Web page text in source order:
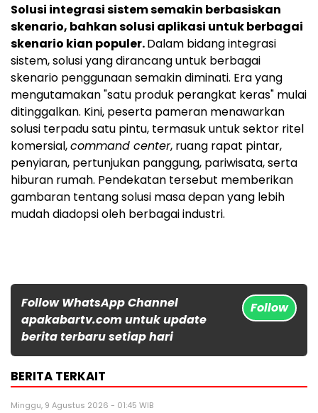
Solusi integrasi sistem semakin berbasiskan
skenario, bahkan solusi aplikasi untuk berbagai
skenario kian populer.Dalam bidang integrasi
sistem, solusi yang dirancang untuk berbagai
skenario penggunaan semakin diminati. Era yang
mengutamakan "satu produk perangkat keras" mulai
ditinggalkan. Kini, peserta pameran menawarkan
solusi terpadu satu pintu, termasuk untuk sektor ritel
komersial,command center, ruang rapat pintar,
penyiaran, pertunjukan panggung, pariwisata, serta
hiburan rumah. Pendekatan tersebut memberikan
gambaran tentang solusi masa depan yang lebih
mudah diadopsi oleh berbagai industri.
Follow WhatsApp Channel
apakabartv.com untuk update
berita terbaru setiap hari
Follow
BERITA TERKAIT
Minggu, 9 Agustus 2026 - 01:45 WIB